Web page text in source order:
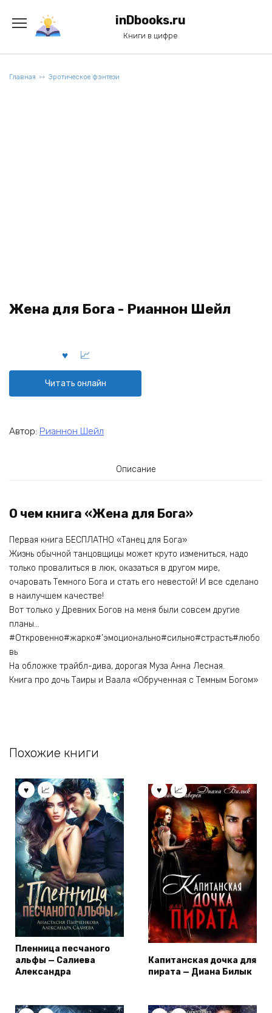
содержанию
inDbooks.ru
Книги в цифре
Главная Эротическое фэнтези
Жена для Бога - Рианнон Шейл
Читать онлайн
Автор: Рианнон Шейл
Описание
О чем книга «Жена для Бога»
Первая книга БЕСПЛАТНО «Танец для Бога»
Жизнь обычной танцовщицы может круто измениться, надо
только провалиться в люк, оказаться в другом мире,
очаровать Темного Бога и стать его невестой! И все сделано
в наилучшем качестве!
Вот только у Древних Богов на меня были совсем другие
планы…
#Откровенно#жарко#’эмоционально#сильно#страсть#любо
вь
На обложке трайбл-дива, дорогая Муза Анна Лесная.
Книга про дочь Таиры и Ваала «Обрученная с Темным Богом»
Похожие книги
Пленница песчаного
альфы — Салиева
Александра
Капитанская дочка для
пирата — Диана Билык